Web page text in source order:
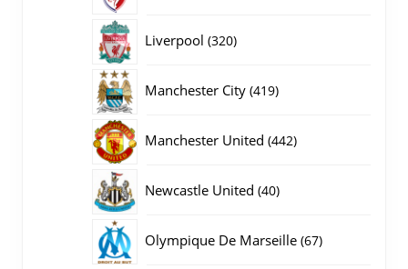
Liverpool 320320
Manchester City 419419
Manchester United 442442
Newcastle United 4040
Olympique De Marseille 6767